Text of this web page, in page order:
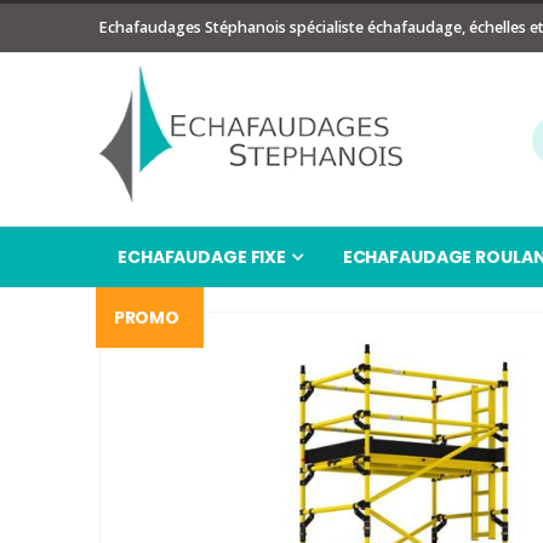
Echafaudages Stéphanois spécialiste échafaudage, échelles
ECHAFAUDAGE FIXE ECHAFAUDAGE
PROMO
Passer
à